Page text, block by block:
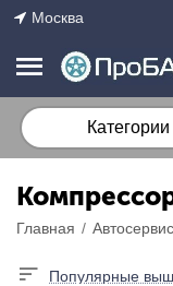
Москва
Категории
Главная /
Популярные